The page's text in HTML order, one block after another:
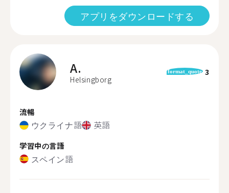
アプリをダウンロードする
A.
Helsingborg
format_quote 3
流暢
ウクライナ語 英語
学習中の言語
スペイン語